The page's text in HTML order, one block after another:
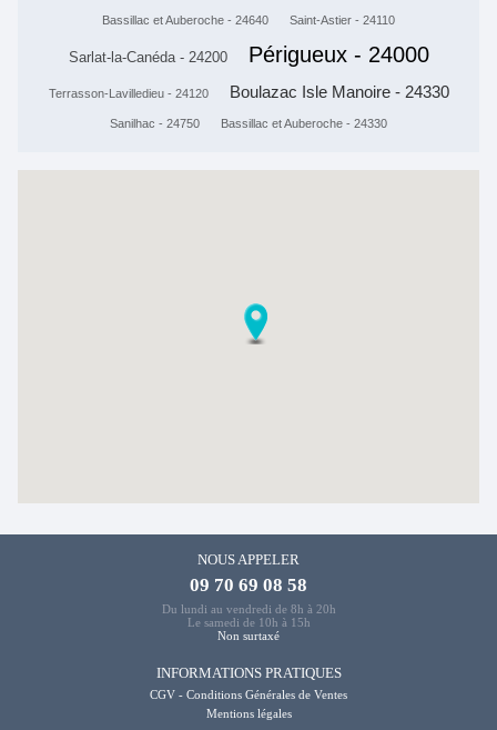
Bassillac et Auberoche - 24640 Saint-Astier - 24110
Sarlat-la-Canéda - 24200 Périgueux - 24000
Terrasson-Lavilledieu - 24120 Boulazac Isle Manoire - 24330
Sanilhac - 24750 Bassillac et Auberoche - 24330
NOUS APPELER
09 70 69 08 58
Du lundi au vendredi de 8h à 20h
Le samedi de 10h à 15h
Non surtaxé
INFORMATIONS PRATIQUES
CGV - Conditions Générales de Ventes
Mentions légales